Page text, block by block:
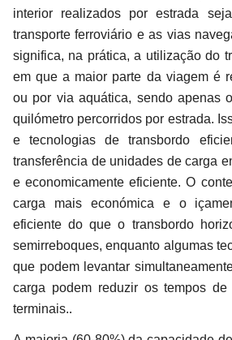
interior realizados por estrada
transporte ferroviário e as vias
significa, na prática, a utilização do
em que a maior parte da viagem é
ou por via aquática, sendo apenas
quilómetro percorridos por estrada.
e tecnologias de transbordo
transferência de unidades de carga
e economicamente eficiente. O
carga mais económica e o
eficiente do que o transbordo
semirreboques, enquanto algumas
que podem levantar
carga podem reduzir os tempos de
terminais..